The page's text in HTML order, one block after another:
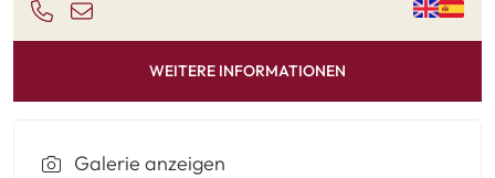
WEITERE INFORMATIONEN
Galerie anzeigen